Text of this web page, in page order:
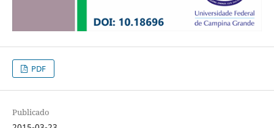
PDF
Publicado